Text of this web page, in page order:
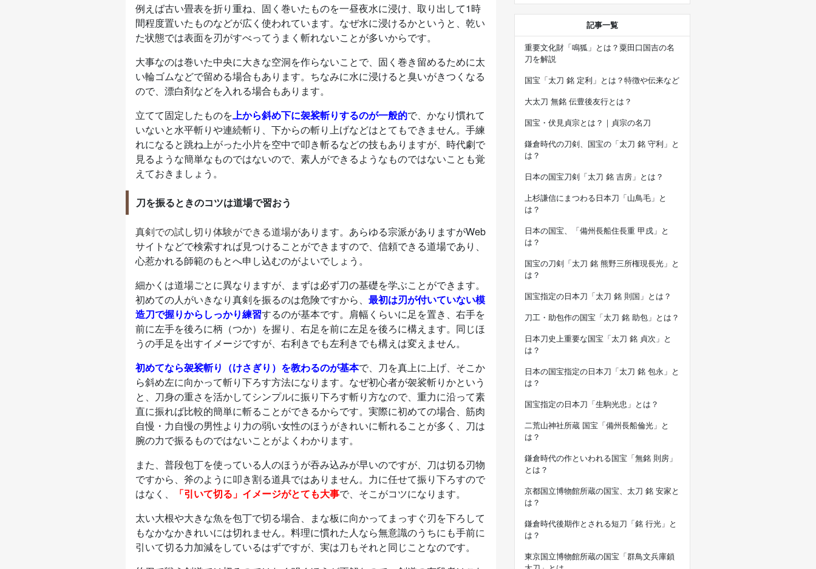
例えば古い畳表を折り重ね、固く巻いたものを一昼夜水に浸け、取り出して1時
間程度置いたものなどが広く使われています。なぜ水に浸けるかというと、乾い
た状態では表面を刃がすべってうまく斬れないことが多いからです。
大事なのは巻いた中央に大きな空洞を作らないことで、固く巻き留めるために太
い輪ゴムなどで留める場合もあります。ちなみに水に浸けると臭いがきつくなる
ので、漂白剤などを入れる場合もあります。
立てて固定したものを 上から斜め下に袈裟斬りするのが一般的で、かなり慣れて
いないと水平斬りや連続斬り、下からの斬り上げなどはとてもできません。手練
れになると跳ね上がった小片を空中で叩き斬るなどの技もありますが、時代劇で
見るような簡単なものではないので、素人ができるようなものではないことも覚
えておきましょう。
刀を振るときのコツは道場で習おう
真剣での試し切り体験ができる道場があります。あらゆる宗派がありますがWeb
サイトなどで検索すれば見つけることができますので、信頼できる道場であり、
心惹かれる師範のもとへ申し込むのがよいでしょう。
細かくは道場ごとに異なりますが、まずは必ず刀の基礎を学ぶことができます。
初めての人がいきなり真剣を振るのは危険ですから、 最初は刃が付いていない模
造刀で握りからしっかり練習するのが基本です。肩幅くらいに足を置き、右手を
前に左手を後ろに柄（つか）を握り、右足を前に左足を後ろに構えます。同じほ
うの手足を出すイメージですが、右利きでも左利きでも構えは変えません。
初めてなら袈裟斬り（けさぎり）を教わるのが基本で、刀を真上に上げ、そこか
ら斜め左に向かって斬り下ろす方法になります。なぜ初心者が袈裟斬りかという
と、刀身の重さを活かしてシンプルに振り下ろす斬り方なので、重力に沿って素
直に振れば比較的簡単に斬ることができるからです。実際に初めての場合、筋肉
自慢・力自慢の男性より力の弱い女性のほうがきれいに斬れることが多く、刀は
腕の力で振るものではないことがよくわかります。
また、普段包丁を使っている人のほうが吞み込みが早いのですが、刀は切る刃物
ですから、斧のように叩き割る道具ではありません。力に任せて振り下ろすので
はなく、
「引いて切る」イメージがとても大事で、そこがコツになります。
太い大根や大きな魚を包丁で切る場合、まな板に向かってまっすぐ刃を下ろして
もなかなかきれいには切れません。料理に慣れた人なら無意識のうちにも手前に
引いて切る力加減をしているはずですが、実は刀もそれと同じことなのです。
記事一覧
重要文化財「鳴狐」とは？粟田口国吉の名
刀を解説
国宝「太刀 銘 定利」とは？特徴や伝来など
大太刀 無銘 伝豊後友行とは？
国宝・伏見貞宗とは？｜貞宗の名刀
鎌倉時代の刀剣、国宝の「太刀 銘 守利」と
は？
日本の国宝刀剣「太刀 銘 吉房」とは？
上杉謙信にまつわる日本刀「山鳥毛」と
は？
日本の国宝、「備州長船住長重 甲戌」と
は？
国宝の刀剣「太刀 銘 熊野三所権現長光」と
は？
国宝指定の日本刀「太刀 銘 則国」とは？
刀工・助包作の国宝「太刀 銘 助包」とは？
日本刀史上重要な国宝「太刀 銘 貞次」と
は？
日本の国宝指定の日本刀「太刀 銘 包永」と
は？
国宝指定の日本刀「生駒光忠」とは？
二荒山神社所蔵 国宝「備州長船倫光」と
は？
鎌倉時代の作といわれる国宝「無銘 則房」
とは？
京都国立博物館所蔵の国宝、太刀 銘 安家と
は？
鎌倉時代後期作とされる短刀「銘 行光」と
は？
東京国立博物館所蔵の国宝「群鳥文兵庫鎖